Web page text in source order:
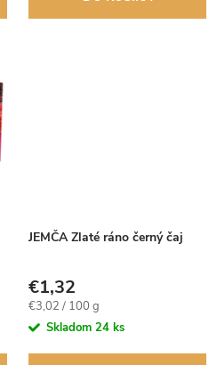
JEMČA Zlaté ráno černý čaj
€1,32
Jednotková
cena:
€3,02 / 100 g
Skladom 24 ks